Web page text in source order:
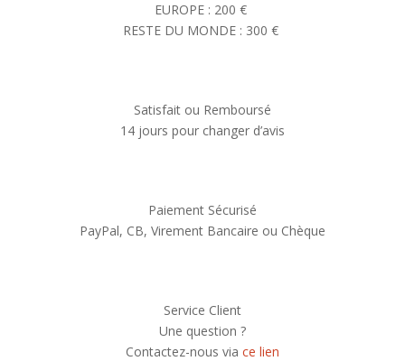
EUROPE : 200 €
RESTE DU MONDE : 300 €
Satisfait ou Remboursé
14 jours pour changer d’avis
Paiement Sécurisé
PayPal, CB, Virement Bancaire ou Chèque
Service Client
Une question ?
Contactez-nous via ce lien